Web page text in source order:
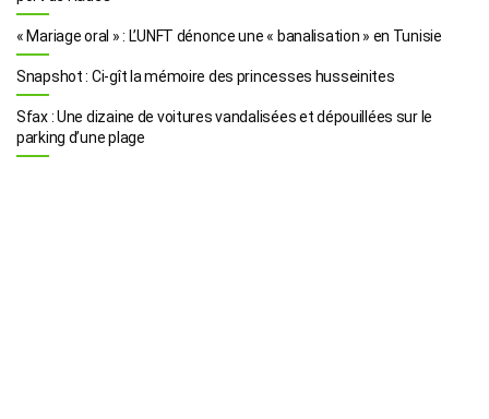
« Mariage oral » : L’UNFT dénonce une « banalisation » en Tunisie
Snapshot : Ci-gît la mémoire des princesses husseinites
Sfax : Une dizaine de voitures vandalisées et dépouillées sur le
parking d’une plage